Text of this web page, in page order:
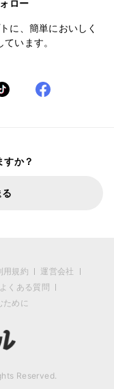
ロー
に、簡単においしく
います。
すか？
用規約
運営会社
よくある質問
ために
Reserved.